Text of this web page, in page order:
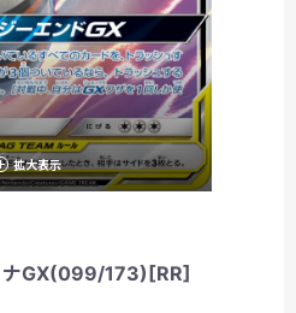
拡大表示
ナGX(099/173)[RR]